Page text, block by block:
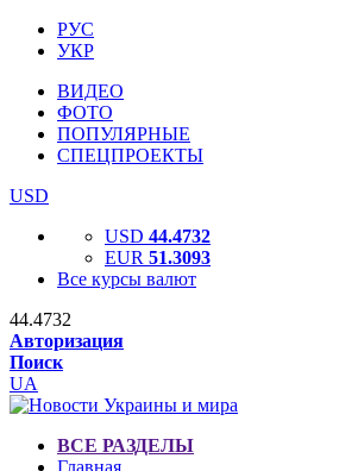
РУС
УКР
ВИДЕО
ФОТО
ПОПУЛЯРНЫЕ
СПЕЦПРОЕКТЫ
USD
USD 44.4732
EUR 51.3093
Все курсы валют
44.4732
Авторизация
Поиск
UA
ВСЕ РАЗДЕЛЫ
Главная